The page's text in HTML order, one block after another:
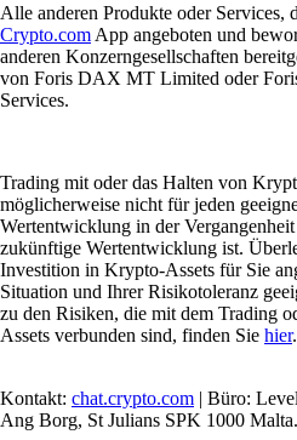
Alle anderen Produkte oder Services,
Crypto.com App angeboten und
anderen Konzerngesellschaften
von Foris DAX MT Limited oder
Services.
Trading mit oder das Halten von
möglicherweise nicht für jeden
Wertentwicklung in der
zukünftige Wertentwicklung ist.
Investition in Krypto-Assets für Sie
Situation und Ihrer Risikotoleranz
zu den Risiken, die mit dem Trading
Assets verbunden sind, finden Sie hier.
Kontakt: chat.crypto.com | Büro:
Ang Borg, St Julians SPK 1000 Malta.